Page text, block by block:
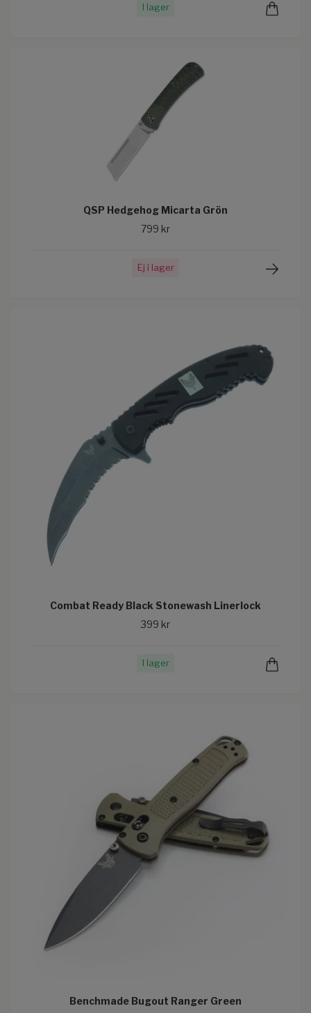
I lager
QSP Hedgehog Micarta Grön
799 kr
Ej i lager
Combat Ready Black Stonewash Linerlock
399 kr
I lager
Benchmade Bugout Ranger Green